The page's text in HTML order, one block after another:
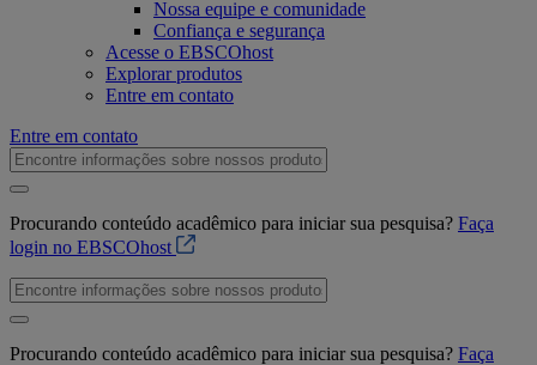
Nossa equipe e comunidade
Confiança e segurança
Acesse o EBSCOhost
Explorar produtos
Entre em contato
Entre em contato
Procurando conteúdo acadêmico para iniciar sua pesquisa? Faça
login no EBSCOhost
Procurando conteúdo acadêmico para iniciar sua pesquisa? Faça